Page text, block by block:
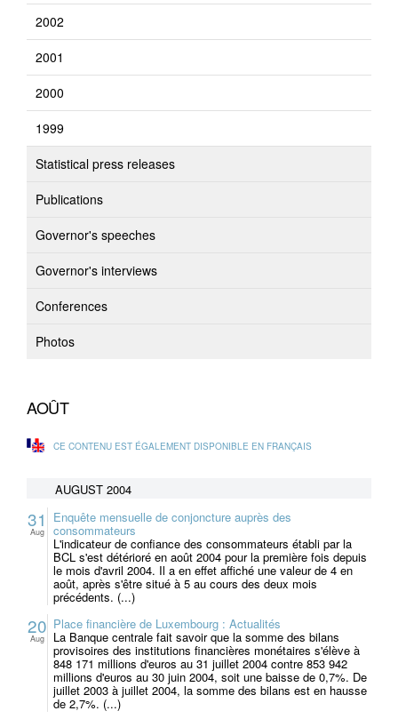
2002
2001
2000
1999
Statistical press releases
Publications
Governor's speeches
Governor's interviews
Conferences
Photos
AOÛT
CE CONTENU EST ÉGALEMENT DISPONIBLE EN FRANÇAIS
AUGUST 2004
31
Aug
Enquête mensuelle de conjoncture auprès des
consommateurs
L'indicateur de confiance des consommateurs établi par la
BCL s'est détérioré en août 2004 pour la première fois depuis
le mois d'avril 2004. Il a en effet affiché une valeur de 4 en
août, après s'être situé à 5 au cours des deux mois
précédents. (...)
20
Aug
Place financière de Luxembourg : Actualités
La Banque centrale fait savoir que la somme des bilans
provisoires des institutions financières monétaires s'élève à
848 171 millions d'euros au 31 juillet 2004 contre 853 942
millions d'euros au 30 juin 2004, soit une baisse de 0,7%. De
juillet 2003 à juillet 2004, la somme des bilans est en hausse
de 2,7%. (...)